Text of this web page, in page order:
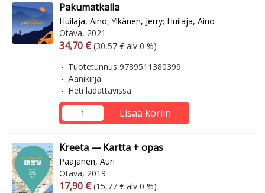
Pakumatkalla
Huilaja, Aino; Ylkänen, Jerry; Huilaja, Aino
Otava, 2021
Arvonlisäverollinen hinta
34,70 € Arvonlisäveroton hinta
(30,57 € alv 0 %)
Tuotetunnus 9789511380399
Äänikirja
Heti ladattavissa
Lisää koriin
Kreeta — Kartta + opas
Paajanen, Auri
Otava, 2019
Arvonlisäverollinen hinta
17,90 € Arvonlisäveroton hinta
(15,77 € alv 0 %)